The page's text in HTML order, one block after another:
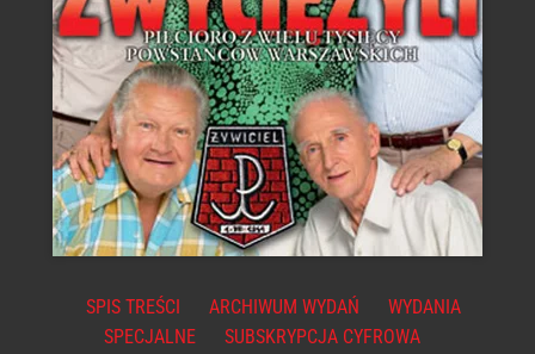
SPIS TREŚCI ARCHIWUM WYDAŃ
WYDANIA
SPECJALNE
SUBSKRYPCJA CYFROWA